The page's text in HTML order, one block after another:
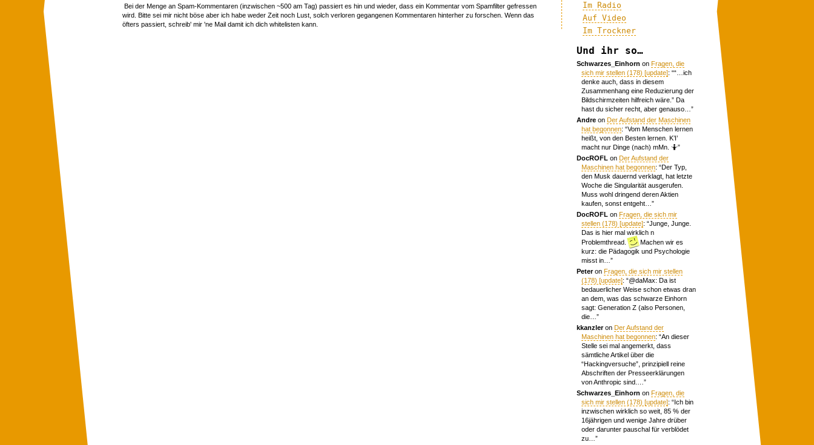
Bei der Menge an Spam-Kommentaren (inzwischen ~500 am Tag) passiert es hin und wieder, dass ein Kommentar vom Spamfilter gefressen
wird. Bitte sei mir nicht böse aber ich habe weder Zeit noch Lust, solch verloren gegangenen Kommentaren hinterher zu forschen. Wenn das
öfters passiert, schreib' mir 'ne Mail damit ich dich whitelisten kann.
Im Radio
Auf Video
Im Trockner
Und ihr so…
Schwarzes_Einhorn onFragen, die
sich mir stellen (178) [update]: ““…ich
denke auch, dass in diesem
Zusammenhang eine Reduzierung der
Bildschirmzeiten hilfreich wäre.” Da
hast du sicher recht, aber genauso… ”
Andre onDer Aufstand der Maschinen
hat begonnen: “Vom Menschen lernen
heißt, von den Besten lernen. K’I’
macht nur Dinge (nach) mMn. 🤷”
DocROFL onDer Aufstand der
Maschinen hat begonnen: “Der Typ,
den Musk dauernd verklagt, hat letzte
Woche die Singularität ausgerufen.
Muss wohl dringend deren Aktien
kaufen, sonst entgeht… ”
DocROFL onFragen, die sich mir
stellen (178) [update]: “Junge, Junge.
Das is hier mal wirklich n
Problemthread.
Machen wir es
kurz: die Pädagogik und Psychologie
misst in… ”
PeteronFragen, die sich mir stellen
(178) [update]: “@daMax: Da ist
bedauerlicher Weise schon etwas dran
an dem, was das schwarze Einhorn
sagt: Generation Z (also Personen,
die… ”
kkanzleronDer Aufstand der
Maschinen hat begonnen: “An dieser
Stelle sei mal angemerkt, dass
sämtliche Artikel über die
“Hackingversuche”, prinzipiell reine
Abschriften der Presseerklärungen
von Anthropic sind.… ”
Schwarzes_Einhorn onFragen, die
sich mir stellen (178) [update]: “Ich bin
inzwischen wirklich so weit, 85 % der
16jährigen und wenige Jahre drüber
oder darunter pauschal für verblödet
zu… ”